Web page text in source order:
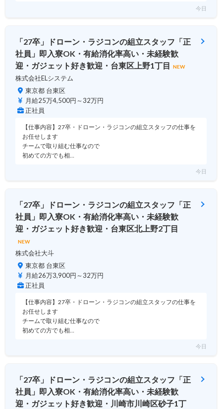
今日
「27卒」ドローン・ラジコンの組立スタッフ「正
社員」即入寮OK・有給消化率高い・未経験歓
迎・ガジェット好き歓迎・台東区上野1丁目 NEW
株式会社ELシステム
東京都 台東区
月給25万4,500円～32万円
正社員
【仕事内容】27卒・ドローン・ラジコンの組立スタッフの仕事を
お任せします
チームで取り組む仕事なので
初めての方でも相…
今日
「27卒」ドローン・ラジコンの組立スタッフ「正
社員」即入寮OK・有給消化率高い・未経験歓
迎・ガジェット好き歓迎・台東区北上野2丁目
NEW
株式会社大斗
東京都 台東区
月給26万3,900円～32万円
正社員
【仕事内容】27卒・ドローン・ラジコンの組立スタッフの仕事を
お任せします
チームで取り組む仕事なので
初めての方でも相…
今日
「27卒」ドローン・ラジコンの組立スタッフ「正
社員」即入寮OK・有給消化率高い・未経験歓
迎・ガジェット好き歓迎・川崎市川崎区砂子1丁